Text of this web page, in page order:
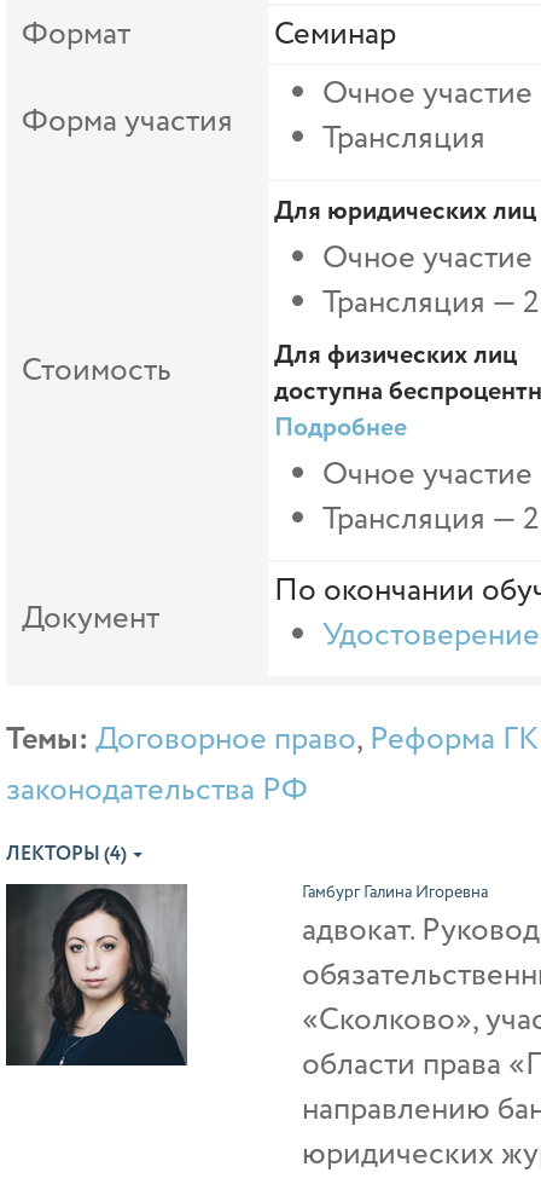
Формат
Семинар
Форма участия
Очное
Трансляция
Стоимость
Для юридических лиц
Очное
Трансляция —
Для физических лиц
доступна
Подробнее
Очное
Трансляция —
Документ
По окончании
Темы: Договорное право, Реформа
законодательства РФ
ЛЕКТОРЫ (4)
Гамбург Галина Игоревна
адвокат.
«Сколково»,
области права
направлению
юридических